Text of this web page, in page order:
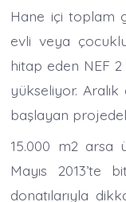
Hane içi toplam
evli veya
hitap eden NEF
yükseliyor. Aralık
başlayan
15.000 m2 arsa
Mayıs 2013’te
donatılarıyla